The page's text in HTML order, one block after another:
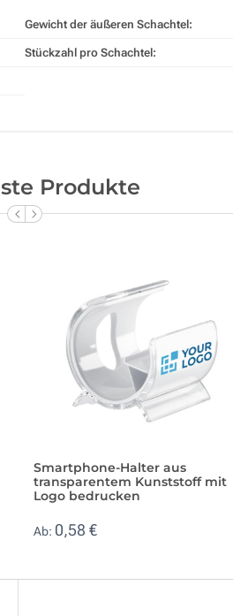
Gewicht der äußeren Schachtel:
Stückzahl pro Schachtel:
Produkte
Smartphone-Halter aus
transparentem Kunststoff mit
Logo bedrucken
Ab: 0,58 €